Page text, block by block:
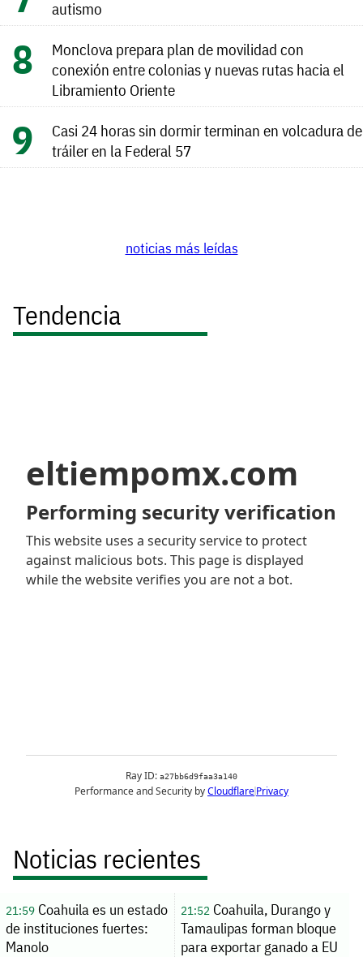
autismo
Monclova prepara plan de movilidad con
conexión entre colonias y nuevas rutas hacia el
Libramiento Oriente
Casi 24 horas sin dormir terminan en volcadura de
tráiler en la Federal 57
noticias más leídas
Tendencia
Noticias recientes
21:59Coahuila es un estado
de instituciones fuertes:
Manolo
21:52Coahuila, Durango y
Tamaulipas forman bloque
para exportar ganado a EU